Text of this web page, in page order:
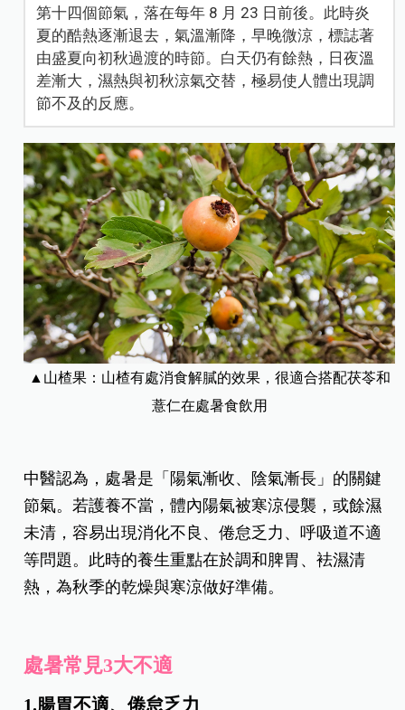
第十四個節氣，落在每年 8 月 23 日前後。此時炎
夏的酷熱逐漸退去，氣溫漸降，早晚微涼，標誌著
由盛夏向初秋過渡的時節。白天仍有餘熱，日夜溫
差漸大，濕熱與初秋涼氣交替，極易使人體出現調
節不及的反應。
▲山楂果：山楂有處消食解膩的效果，很適合搭配茯苓和
薏仁在處暑食飲用
中醫認為，處暑是「陽氣漸收、陰氣漸長」的關鍵
節氣。若護養不當，體內陽氣被寒涼侵襲，或餘濕
未清，容易出現消化不良、倦怠乏力、呼吸道不適
等問題。此時的養生重點在於調和脾胃、袪濕清
熱，為秋季的乾燥與寒涼做好準備。
處暑常見3大不適
1.腸胃不適、倦怠乏力